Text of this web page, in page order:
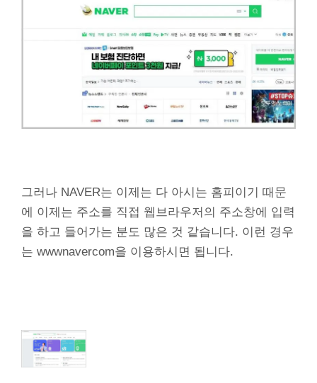
그러나 NAVER는 이제는 다 아시는 홈피이기 때문
에 이제는 주소를 직접 웹브라우저의 주소창에 입력
을 하고 들어가는 분도 많은 것 같습니다. 이런 경우
는 wwwnavercom을 이용하시면 됩니다.